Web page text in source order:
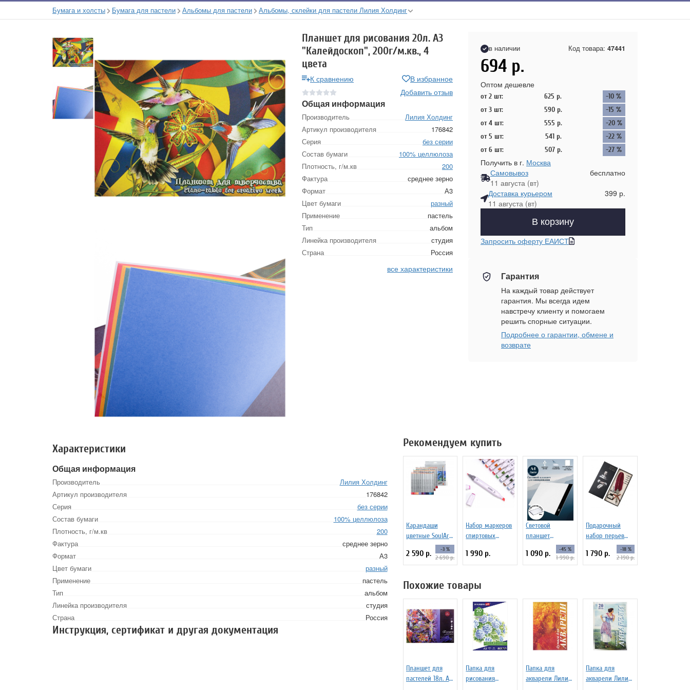
Бумага и холсты Бумага для пастели Альбомы для пастели Альбомы, склейки для пастели Лилия Холдинг
Планшет для рисования 20л. А3
"Калейдоскоп", 200г/м.кв., 4
цвета
К сравнению
В избранное
Добавить отзыв
Общая информация
Производитель
Лилия Холдинг
Артикул производителя
176842
Серия
без серии
Состав бумаги
100% целлюлоза
Плотность, г/м.кв
200
Фактура
среднее зерно
Формат
А3
Цвет бумаги
разный
Применение
пастель
Тип
альбом
Линейка производителя
студия
Страна
Россия
все характеристики
в наличии Код товара: 47441
694 р.
Оптом дешевле
от 2 шт: 625 р.
-10 %
от 3 шт:
590 р.
-15 %
от 4 шт:
555 р.
-20 %
от 5 шт:
541 р.
-22 %
от 6 шт:
507 р. -27 %
Получить в г. Москва
Самовывоз
11 августа (вт)
бесплатно
Доставка курьером
11 августа (вт)
399 р.
В корзину
Запросить оферту ЕАИСТ
Гарантия
На каждый товар действует
гарантия. Мы всегда идем
навстречу клиенту и помогаем
решить спорные ситуации.
Подробнее о гарантии, обмене и
возврате
Характеристики
Общая информация
Производитель
Лилия Холдинг
Артикул производителя
176842
Серия
без серии
Состав бумаги
100% целлюлоза
Плотность, г/м.кв
200
Фактура
среднее зерно
Формат
А3
Цвет бумаги
разный
Применение
пастель
Тип
альбом
Линейка производителя
студия
Страна
Россия
Инструкция, сертификат и другая документация
Рекомендуем купить
Карандаши
цветные SoulArt
Marco Raffine, 72
цвета
2 590 р. -3 %
2 690 р.
Набор маркеров
спиртовых
40 цветов
1 990 р.
Световой
планшет
ArtPinOk А4
"Лайт"
1 090 р. -45 %
1 990 р.
Подарочный
набор перьев
каллиграфии
SoulArt (6
1 790 р. -18 %
2 190 р.
Похожие товары
Планшет для
пастелей 18л. А3
Папка для
рисования
Папка для
акварели Лилия
Папка для
акварели Лилия